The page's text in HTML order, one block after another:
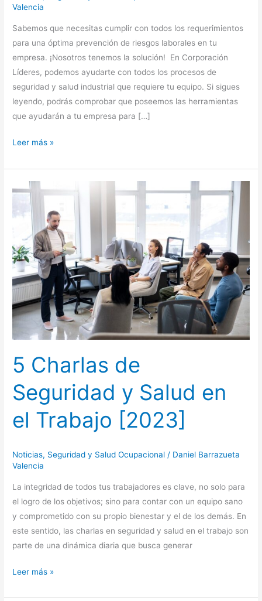
Valencia
Sabemos que necesitas cumplir con todos los requerimientos
para una óptima prevención de riesgos laborales en tu
empresa. ¡Nosotros tenemos la solución! En Corporación
Líderes, podemos ayudarte con todos los procesos de
seguridad y salud industrial que requiere tu equipo. Si sigues
leyendo, podrás comprobar que poseemos las herramientas
que ayudarán a tu empresa para […]
Leer más »
5 Charlas de
Seguridad y Salud en
el Trabajo [2023]
Noticias, Seguridad y Salud Ocupacional / Daniel Barrazueta
Valencia
La integridad de todos tus trabajadores es clave, no solo para
el logro de los objetivos; sino para contar con un equipo sano
y comprometido con su propio bienestar y el de los demás. En
este sentido, las charlas en seguridad y salud en el trabajo son
parte de una dinámica diaria que busca generar
5
Charlas
de
Seguridad
y
Salud
en
el
Trabajo
[2023]
Leer más »